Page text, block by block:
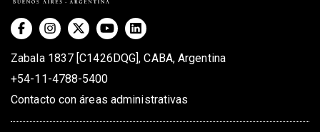
Zabala 1837 [C1426DQG], CABA, Argentina
+54-11-4788-5400
Contacto con áreas administrativas